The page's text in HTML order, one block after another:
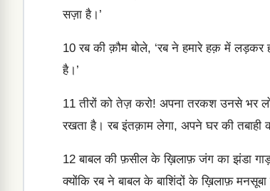
सज़ा है।’
10 रब की क़ौम बोले, ‘रब ने हमारे हक़ में
है।’
11 तीरों को तेज़ करो! अपना तरकश उनसे भर लो!
रखता है। रब इंतक़ाम लेगा, अपने घर की तबाही
12 बाबल की फ़सील के ख़िलाफ़ जंग का झंडा गाड़
क्योंकि रब ने बाबल के बाशिंदों के ख़िलाफ़